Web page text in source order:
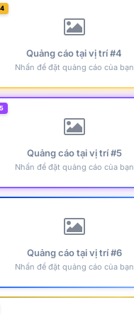
Quảng cáo tại vị trí #4
Nhấn để đặt quảng cáo của bạn
Quảng cáo tại vị trí #5
Nhấn để đặt quảng cáo của bạn
Quảng cáo tại vị trí #6
Nhấn để đặt quảng cáo của bạn